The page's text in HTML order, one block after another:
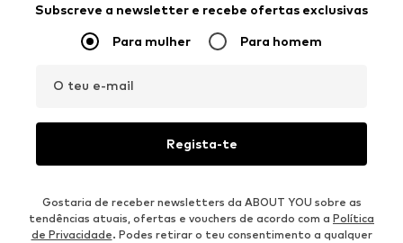
Subscreve a newsletter e recebe ofertas exclusivas
Para mulher Para homem
O teu e-mail
Regista-te
Gostaria de receber newsletters da ABOUT YOU sobre as
tendências atuais, ofertas e vouchers de acordo com a Política
de Privacidade. Podes retirar o teu consentimento a qualquer